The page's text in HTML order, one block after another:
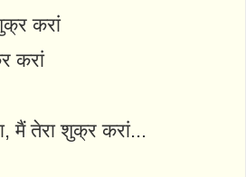
करां
करां
मैं तेरा शुक्र करां...